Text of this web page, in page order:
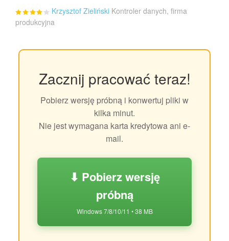
Krzysztof Zieliński Kontroler danych, firma
produkcyjna
Zacznij pracować teraz!
Pobierz wersję próbną i konwertuj pliki w
kilka minut.
Nie jest wymagana karta kredytowa ani e-
mail.
⬇ Pobierz wersję
próbną
Windows 7/8/10/11 • 38 MB